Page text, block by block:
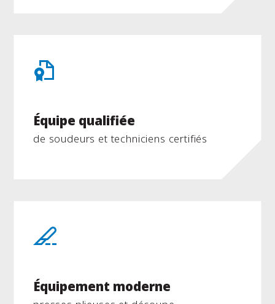
Équipe qualifiée
de soudeurs et techniciens certifiés
Équipement moderne